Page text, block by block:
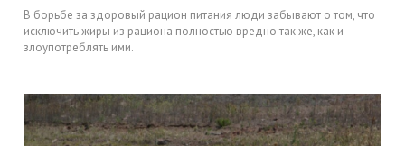
В борьбе за здоровый рацион питания люди забывают о том, что
исключить жиры из рациона полностью вредно так же, как и
злоупотреблять ими.